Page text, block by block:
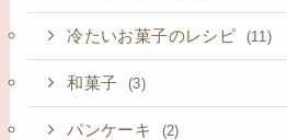
冷たいお菓子のレシピ (11)
和菓子 (3)
パンケーキ (2)